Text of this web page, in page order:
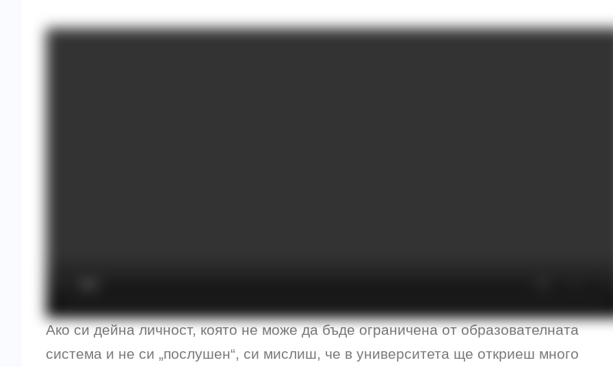
Ако си дейна личност, която не може да бъде ограничена от образователната
система и не си „послушен“, си мислиш, че в университета ще откриеш много